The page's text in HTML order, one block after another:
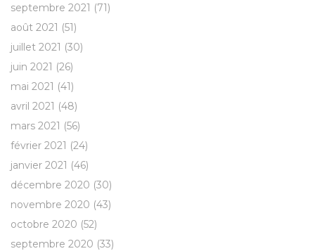
septembre 2021 (71)
août 2021 (51)
juillet 2021 (30)
juin 2021 (26)
mai 2021 (41)
avril 2021 (48)
mars 2021 (56)
février 2021 (24)
janvier 2021 (46)
décembre 2020 (30)
novembre 2020 (43)
octobre 2020 (52)
septembre 2020 (33)